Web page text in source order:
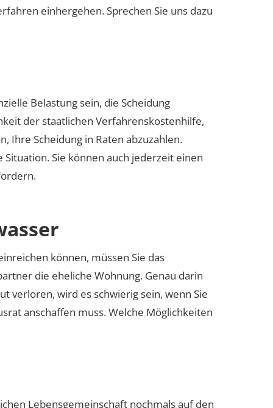
einhergehen. Sprechen Sie uns dazu
Belastung sein, die Scheidung
der staatlichen Verfahrenskostenhilfe,
Ihre Scheidung in Raten abzuzahlen.
Sie können auch jederzeit einen
können, müssen Sie das
die eheliche Wohnung. Genau darin
verloren, wird es schwierig sein, wenn Sie
anschaffen muss. Welche Möglichkeiten
Lebensgemeinschaft nochmals auf den